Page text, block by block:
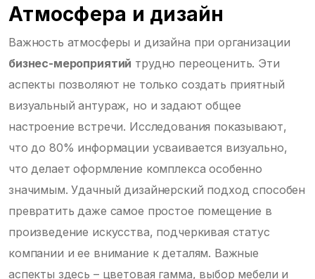
Атмосфера и дизайн
Важность атмосферы и дизайна при организации
бизнес-мероприятий трудно переоценить. Эти
аспекты позволяют не только создать приятный
визуальный антураж, но и задают общее
настроение встречи. Исследования показывают,
что до 80% информации усваивается визуально,
что делает оформление комплекса особенно
значимым. Удачный дизайнерский подход способен
превратить даже самое простое помещение в
произведение искусства, подчеркивая статус
компании и ее внимание к деталям. Важные
аспекты здесь – цветовая гамма, выбор мебели и